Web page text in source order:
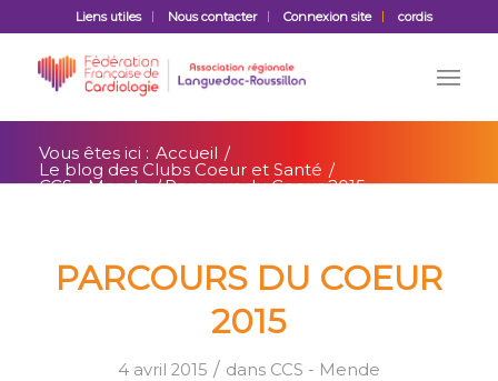
Liens utiles Nous contacter Connexion site cordis
Vous êtes ici : Accueil /
Le blog des Clubs Coeur et Santé /
CCS - Mende /Parcours du Coeur 2015
PARCOURS DU COEUR
2015
4 avril 2015 / dans CCS - Mende